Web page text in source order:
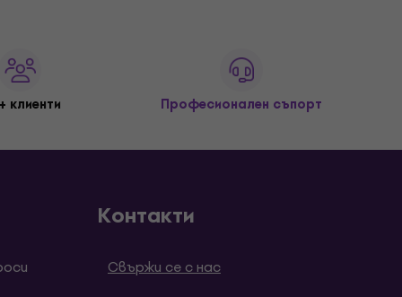
клиенти Професионален съпорт
Контакти
Свържи се с нас